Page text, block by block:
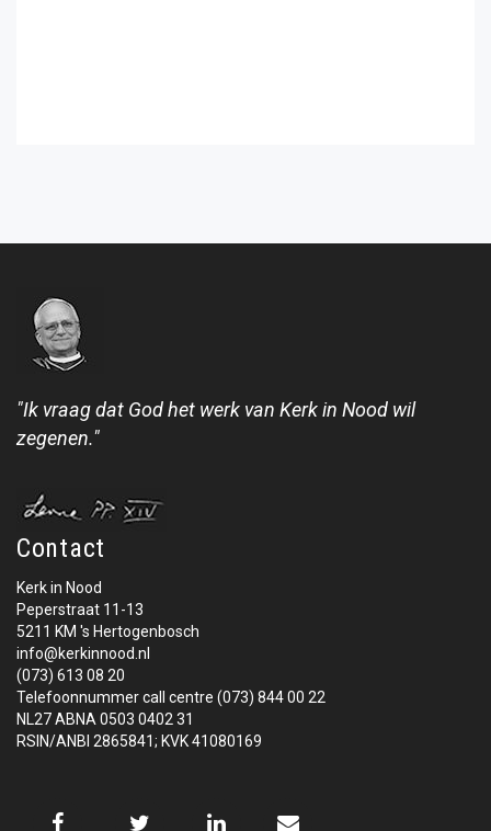
"Ik vraag dat God het werk van Kerk in Nood wil
zegenen."
Contact
Kerk in Nood
Peperstraat 11-13
5211 KM 's Hertogenbosch
info@kerkinnood.nl
(073) 613 08 20
Telefoonnummer call centre (073) 844 00 22
NL27 ABNA 0503 0402 31
RSIN/ANBI 2865841; KVK 41080169